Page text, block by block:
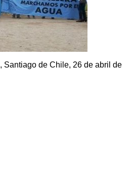
, Santiago de Chile, 26 de abril de